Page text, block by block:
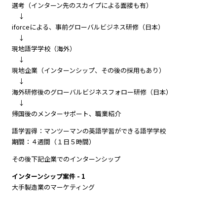
選考（インターン先のスカイプによる面接も有）
↓
iforceによる、事前グローバルビジネス研修（日本）
↓
現地語学学校（海外）
↓
現地企業（インターンシップ、その後の採用もあり）
↓
海外研修後のグローバルビジネスフォロー研修（日本）
↓
帰国後のメンターサポート、職業紹介
語学習得：マンツーマンの英語学習ができる語学学校
期間：４週間（１日５時間）
その後下記企業でのインターンシップ
インターンシップ案件 - 1
大手製造業のマーケティング